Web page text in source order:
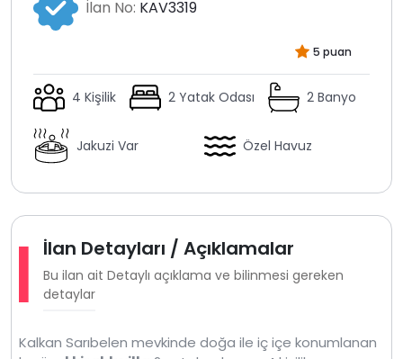
İlan No: KAV3319
5 puan
4 Kişilik 2 Yatak Odası 2 Banyo
Jakuzi Var Özel Havuz
İlan Detayları / Açıklamalar
Bu ilan ait Detaylı açıklama ve bilinmesi gereken
detaylar
Kalkan Sarıbelen mevkinde doğa ile iç içe konumlanan